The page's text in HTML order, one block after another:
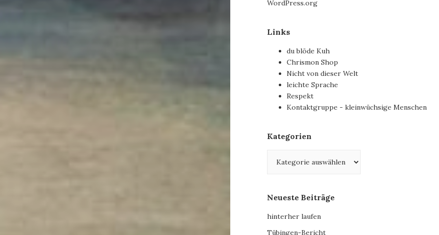
WordPress.org
Links
du blöde Kuh
Chrismon Shop
Nicht von dieser Welt
leichte Sprache
Respekt
Kontaktgruppe - kleinwüchsige Menschen
Kategorien
Neueste Beiträge
hinterher laufen
Tübingen-Bericht